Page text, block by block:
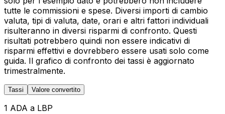
tutte le commissioni e spese. Diversi importi di cambio
valuta, tipi di valuta, date, orari e altri fattori individuali
risulteranno in diversi risparmi di confronto. Questi
risultati potrebbero quindi non essere indicativi di
risparmi effettivi e dovrebbero essere usati solo come
guida. Il grafico di confronto dei tassi è aggiornato
trimestralmente.
Tassi Valore convertito
1 ADA a LBP